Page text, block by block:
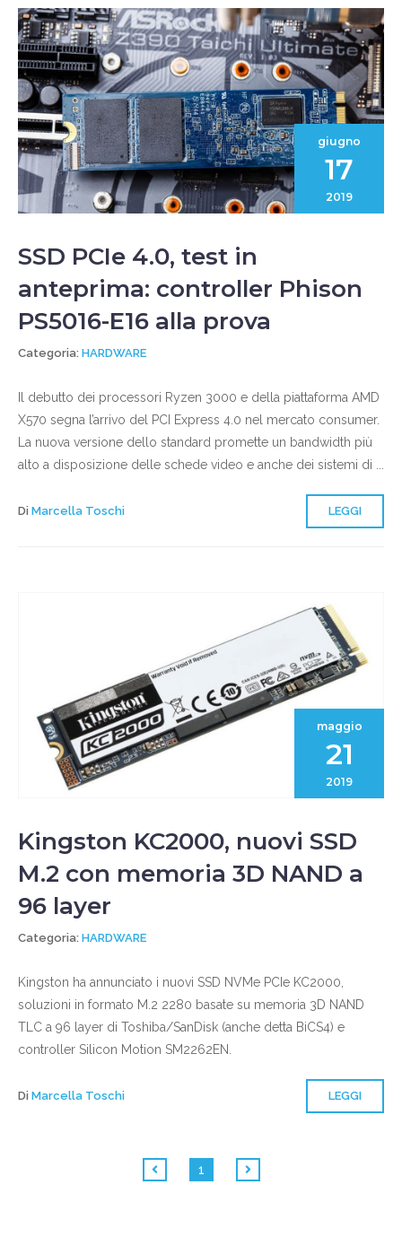
giugno
17
2019
SSD PCIe 4.0, test in
anteprima: controller Phison
PS5016-E16 alla prova
Categoria: HARDWARE
Il debutto dei processori Ryzen 3000 e della piattaforma AMD
X570 segna l’arrivo del PCI Express 4.0 nel mercato consumer.
La nuova versione dello standard promette un bandwidth più
alto a disposizione delle schede video e anche dei sistemi di ...
Di Marcella Toschi LEGGI
maggio
21
2019
Kingston KC2000, nuovi SSD
M.2 con memoria 3D NAND a
96 layer
Categoria: HARDWARE
Kingston ha annunciato i nuovi SSD NVMe PCIe KC2000,
soluzioni in formato M.2 2280 basate su memoria 3D NAND
TLC a 96 layer di Toshiba/SanDisk (anche detta BiCS4) e
controller Silicon Motion SM2262EN.
Di Marcella Toschi LEGGI
1